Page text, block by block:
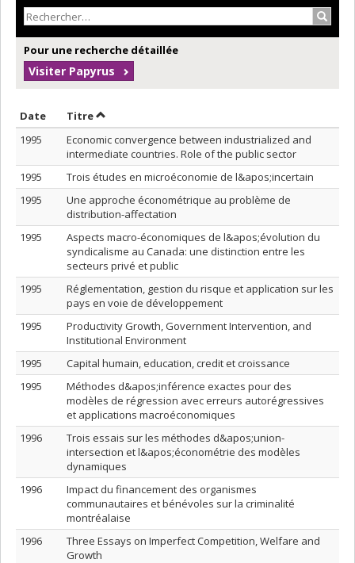
Pour une recherche détaillée
Visiter Papyrus
Date Trier par date en ordre décroissant
TitreTrier par titre en ordre décroissant
1995
Economic convergence between industrialized and
intermediate countries. Role of the public sector
1995
Trois études en microéconomie de l&apos;incertain
1995
Une approche économétrique au problème de
distribution-affectation
1995
Aspects macro-économiques de l&apos;évolution du
syndicalisme au Canada: une distinction entre les
secteurs privé et public
1995
Réglementation, gestion du risque et application sur les
pays en voie de développement
1995
Productivity Growth, Government Intervention, and
Institutional Environment
1995
Capital humain, education, credit et croissance
1995
Méthodes d&apos;inférence exactes pour des
modèles de régression avec erreurs autorégressives
et applications macroéconomiques
1996
Trois essais sur les méthodes d&apos;union-
intersection et l&apos;économétrie des modèles
dynamiques
1996
Impact du financement des organismes
communautaires et bénévoles sur la criminalité
montréalaise
1996
Three Essays on Imperfect Competition, Welfare and
Growth